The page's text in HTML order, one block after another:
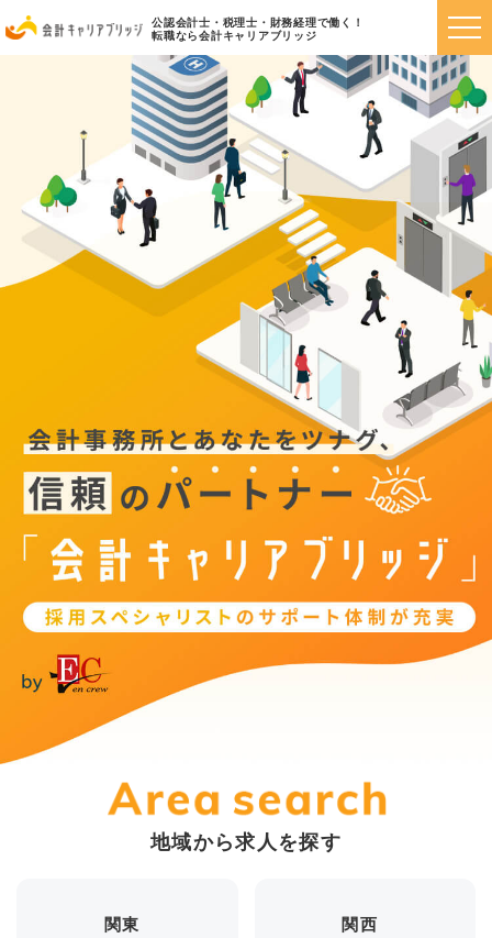
公認会計士・税理士・財務経理で働く！
転職なら会計キャリアブリッジ
地域から求人を探す
関東 関西